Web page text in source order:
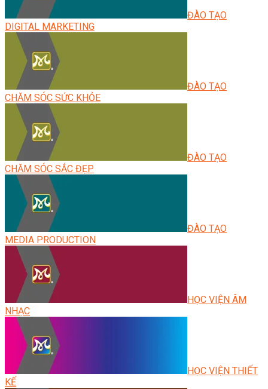
ĐÀO TẠO
DIGITAL MARKETING
ĐÀO TẠO
CHĂM SÓC SỨC KHỎE
ĐÀO TẠO
CHĂM SÓC SẮC ĐẸP
ĐÀO TẠO
MEDIA PRODUCTION
HỌC VIỆN ÂM
NHẠC
HỌC VIỆN THIẾT
KẾ